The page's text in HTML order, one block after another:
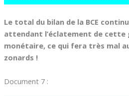
Le total du bilan de la BCE
attendant l’éclatement de cette
monétaire, ce qui fera très mal
zonards !
Document 7 :